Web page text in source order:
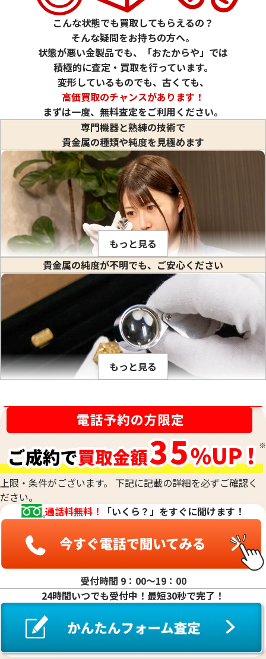
参考買取価格
参考買取価格
44,600
24金 (K24) カレンダー 新星工業 辰丑
1.1g
参考買取価格
24金 (K24) カレン
1g
参考買取価格
29,700円
こんな状態でも買取してもらえるの？
そんな疑問をお持ちの方へ。
状態が悪い金製品でも、「おたからや」では
積極的に査定・買取を行っています。
変形しているものでも、古くても、
高価買取のチャンスがあります！
まずは一度、無料査定をご利用ください。
専門機器と熟練の技術で
貴金属の種類や純度を見極めます
金や白金などの貴金属はそれぞれ固有の比重値を持っていま
す。比重とは、私達が生活している場所で(常温、常圧で)その
物質の1立方センチメートル当りの重量のことをいいます。(※
物質を1センチ角のサイの目状に切った時のその重さ) 1立方セ
ンチメートルあたり何グラムかは、金属ごとに異なり、K18や
PT900のように何種類かの貴金属を混ぜ合わせて作った合金
でも、その混合比率が解っているので比重が計算出来ます。こ
が付いていない金塊やインゴットなど、水に浸すことができ
るものの純度を、非常に正確に測定する際に用います。最終的
な査定額は、これらの科学的なデータに加えて、査定士が持つ
専門知識と経験を総合的に判断して算出されます。
もっと見る
貴金属の純度が不明でも、ご安心ください
刻印がなくて純度がわからないお品物や、他の素材のお品物
と組み合わされた合金のお品物、低純度のお品物も、当社の
専門的な技術で正確に測定し、その場で価値を判定いたしま
す。他店で「買取は難しい」と断られてしまったお品物も、諦
めずにご相談ください。おたからやでは、確かな鑑定力で、
これまでお値段がつかなかったお品物にも、思わぬ価値が見
つかるかもしれません。どのような貴金属でも、お気軽にお
持ち込みください。
もっと見る
上限・条件がございます。 下記に記載の詳細を必ずご確認く
ださい。
通話料無料！
「いくら？」をすぐに聞けます！
受付時間 9：00〜19：00
24時間いつでも受付中！最短30秒で完了！